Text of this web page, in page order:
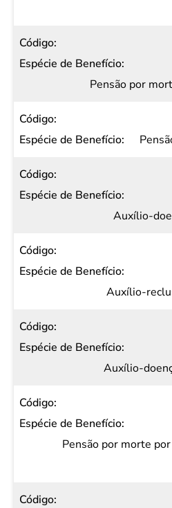
Pensão por
Auxílio-
Auxílio-
Auxílio-
Pensão por morte